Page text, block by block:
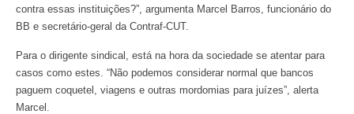
contra essas instituições?”, argumenta Marcel Barros, funcionário do
BB e secretário-geral da Contraf-CUT.
Para o dirigente sindical, está na hora da sociedade se atentar para
casos como estes. “Não podemos considerar normal que bancos
paguem coquetel, viagens e outras mordomias para juízes”, alerta
Marcel.